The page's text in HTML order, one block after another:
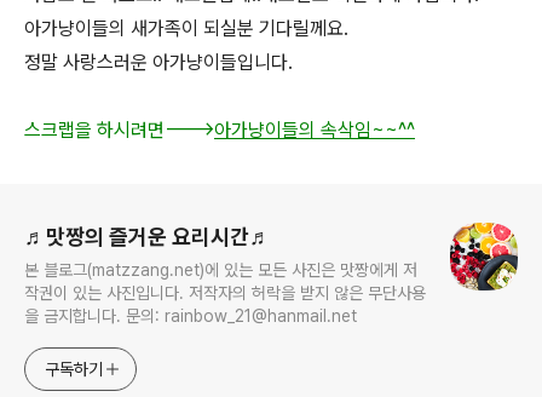
아가냥이들의 새가족이 되실분 기다릴께요.
정말 사랑스러운 아가냥이들입니다.
스크랩을 하시려면--->아가냥이들의 속삭임~~^^
♬맛짱의 즐거운 요리시간♬
본 블로그(matzzang.net)에 있는 모든 사진은 맛짱에게 저
작권이 있는 사진입니다. 저작자의 허락을 받지 않은 무단사용
을 금지합니다. 문의: rainbow_21@hanmail.net
구독하기